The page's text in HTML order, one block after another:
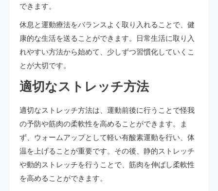
できます。
休息と運動療法をバランスよく取り入れることで、健
康的な生活を送ることができます。日常生活に取り入
れやすい方法から始めて、少しずつ習慣化していくこ
とが大切です。
適切なストレッチ方法
適切なストレッチ方法は、運動前後に行うことで怪我
の予防や筋肉の柔軟性を高めることができます。ま
ず、ウォームアップとして軽い有酸素運動を行い、体
温を上げることが重要です。その後、静的ストレッチ
や動的ストレッチを行うことで、筋肉を伸ばし柔軟性
を高めることができます。